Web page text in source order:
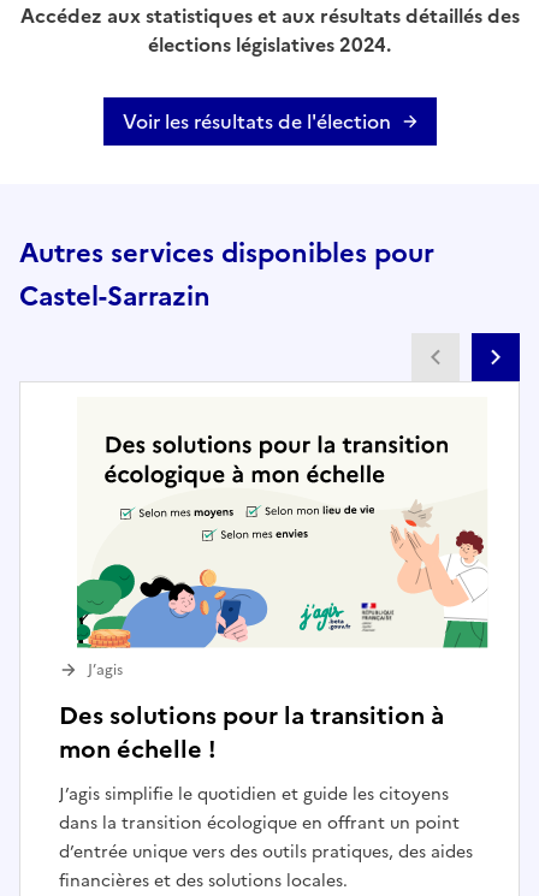
Accédez aux statistiques et aux résultats détaillés des
élections législatives 2024.
Voir les résultats de l'élection
Autres services disponibles pour
Castel-Sarrazin
Des solutions pour la transition à
mon échelle !
J’agis simplifie le quotidien et guide les citoyens
dans la transition écologique en offrant un point
d’entrée unique vers des outils pratiques, des aides
financières et des solutions locales.
J’agis